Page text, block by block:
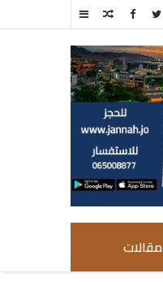
إضافة
جانبي
مقال
مقالات